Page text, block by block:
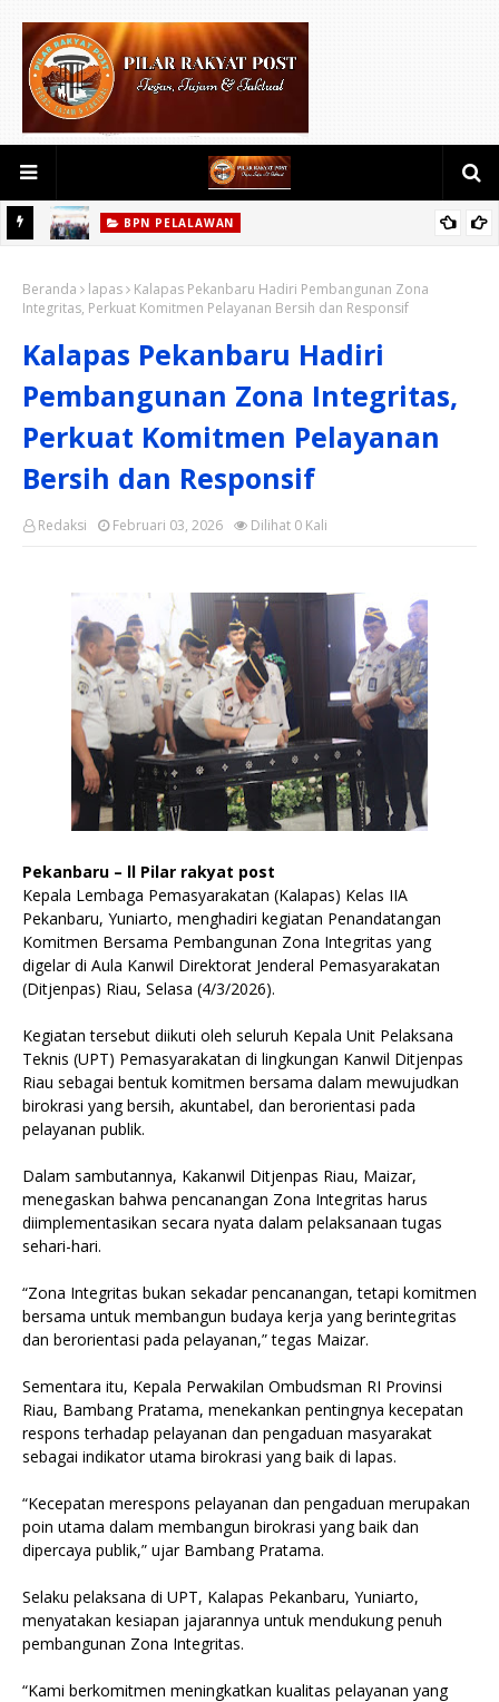
BPN PELALAWAN
Pendaftaran Tanah Ulayat di Desa Langgam, Kabupaten
Pelalawan
Beranda lapas
Kalapas Pekanbaru Hadiri Pembangunan Zona
Integritas, Perkuat Komitmen Pelayanan Bersih dan Responsif
Kalapas Pekanbaru Hadiri
Pembangunan Zona Integritas,
Perkuat Komitmen Pelayanan
Bersih dan Responsif
Redaksi Dilihat 0 Kali
Februari 03, 2026
Pekanbaru – ll Pilar rakyat post
Kepala Lembaga Pemasyarakatan (Kalapas) Kelas IIA
Pekanbaru, Yuniarto, menghadiri kegiatan Penandatangan
Komitmen Bersama Pembangunan Zona Integritas yang
digelar di Aula Kanwil Direktorat Jenderal Pemasyarakatan
(Ditjenpas) Riau, Selasa (4/3/2026).
Kegiatan tersebut diikuti oleh seluruh Kepala Unit Pelaksana
Teknis (UPT) Pemasyarakatan di lingkungan Kanwil Ditjenpas
Riau sebagai bentuk komitmen bersama dalam mewujudkan
birokrasi yang bersih, akuntabel, dan berorientasi pada
pelayanan publik.
Dalam sambutannya, Kakanwil Ditjenpas Riau, Maizar,
menegaskan bahwa pencanangan Zona Integritas harus
diimplementasikan secara nyata dalam pelaksanaan tugas
sehari-hari.
“Zona Integritas bukan sekadar pencanangan, tetapi komitmen
bersama untuk membangun budaya kerja yang berintegritas
dan berorientasi pada pelayanan,” tegas Maizar.
Sementara itu, Kepala Perwakilan Ombudsman RI Provinsi
Riau, Bambang Pratama, menekankan pentingnya kecepatan
respons terhadap pelayanan dan pengaduan masyarakat
sebagai indikator utama birokrasi yang baik di lapas.
“Kecepatan merespons pelayanan dan pengaduan merupakan
poin utama dalam membangun birokrasi yang baik dan
dipercaya publik,” ujar Bambang Pratama.
Selaku pelaksana di UPT, Kalapas Pekanbaru, Yuniarto,
menyatakan kesiapan jajarannya untuk mendukung penuh
pembangunan Zona Integritas.
“Kami berkomitmen meningkatkan kualitas pelayanan yang